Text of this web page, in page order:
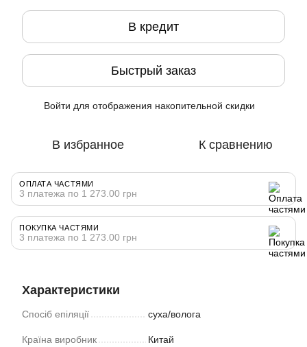
В кредит
Быстрый заказ
Войти для отображения накопительной скидки
В избранное К сравнению
ОПЛАТА ЧАСТЯМИ
3 платежа по 1 273.00 грн
ПОКУПКА ЧАСТЯМИ
3 платежа по 1 273.00 грн
Характеристики
Спосіб епіляції суха/волога
Країна виробник Китай